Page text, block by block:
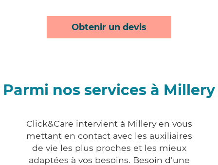
Obtenir un devis
Parmi nos services à Millery
Click&Care intervient à Millery en vous
mettant en contact avec les auxiliaires
de vie les plus proches et les mieux
adaptées à vos besoins. Besoin d'une